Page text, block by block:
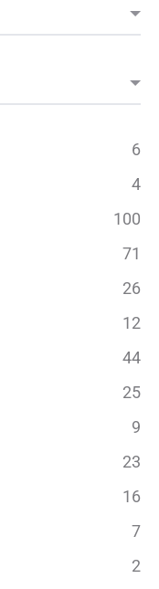
6
4
100
71
26
12
44
25
9
23
16
7
2